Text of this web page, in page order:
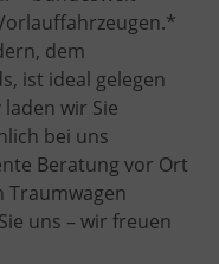
dem
ist ideal gelegen
wir Sie
bei uns
Beratung vor Ort
Traumwagen
uns – wir freuen